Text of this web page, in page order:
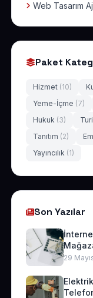
Web Tasarım
Paket
Hizmet (10)
Yeme-İçme (7)
Hukuk (3)
Tanıtım (2)
Yayıncılık (1)
Son Yazılar
29